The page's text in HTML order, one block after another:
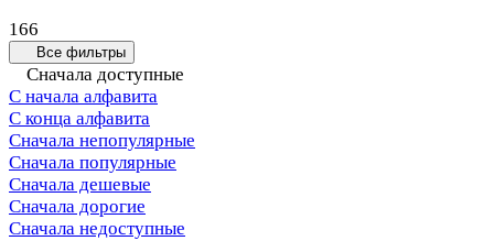
166
Все фильтры
Сначала доступные
С начала алфавита
С конца алфавита
Сначала непопулярные
Сначала популярные
Сначала дешевые
Сначала дорогие
Сначала недоступные